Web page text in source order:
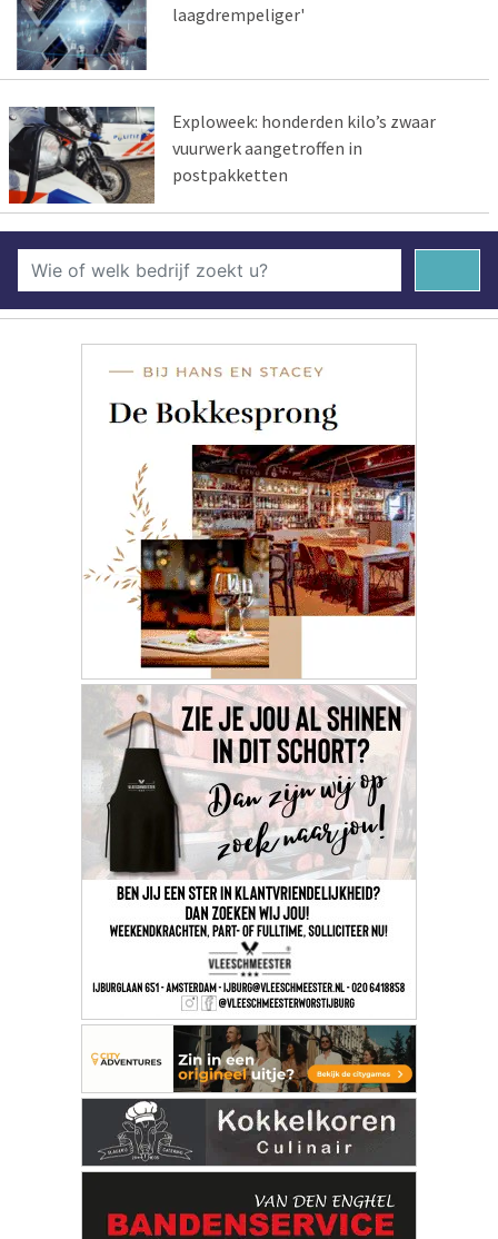
laagdrempeliger'
Exploweek: honderden kilo’s zwaar
vuurwerk aangetroffen in
postpakketten